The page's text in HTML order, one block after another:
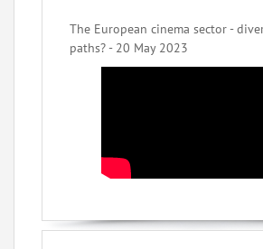
The European cinema sector -
paths? - 20 May 2023